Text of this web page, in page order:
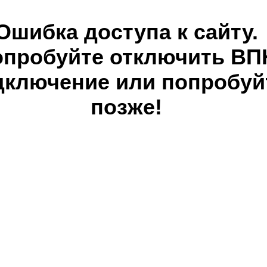
доступа к сайту.
отключить
или
позже!